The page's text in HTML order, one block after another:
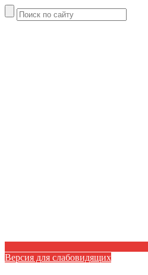
Версия для слабовидящих